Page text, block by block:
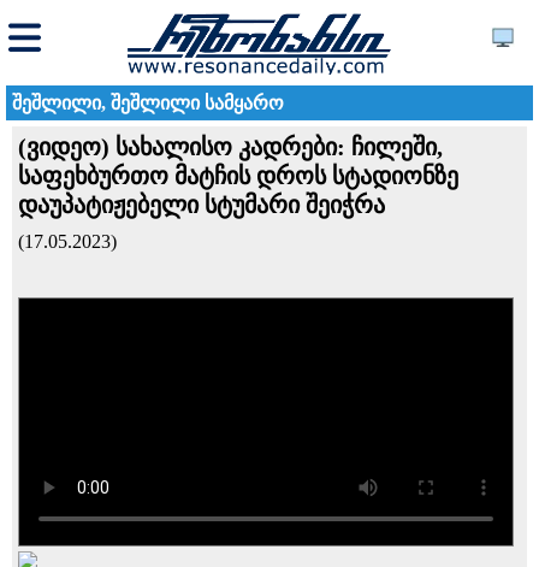
შეშლილი, შეშლილი სამყარო
(ვიდეო) სახალისო კადრები: ჩილეში,
საფეხბურთო მატჩის დროს სტადიონზე
დაუპატიჟებელი სტუმარი შეიჭრა
(17.05.2023)